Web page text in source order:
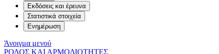
Εκδόσεις και έρευνα
Στατιστικά στοιχεία
Ενημέρωση
Άνοιγμα μενού
ΡΟΛΟΣ ΚΑΙ ΑΡΜΟΔΙΟΤΗΤΕΣ